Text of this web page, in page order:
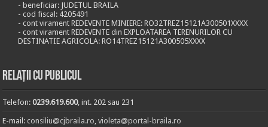
- beneficiar: JUDETUL BRAILA
- cod fiscal: 4205491
- cont virament REDEVENTE MINIERE: RO32TREZ15121A300501XXXX
- cont virament REDEVENTE din EXPLOATAREA TERENURILOR CU
DESTINATIE AGRICOLA: RO14TREZ15121A300505XXXX
Relații cu publicul
Telefon:0239.619.600, int. 202 sau 231
E-mail:consiliu@cjbraila.ro,violeta@portal-braila.ro